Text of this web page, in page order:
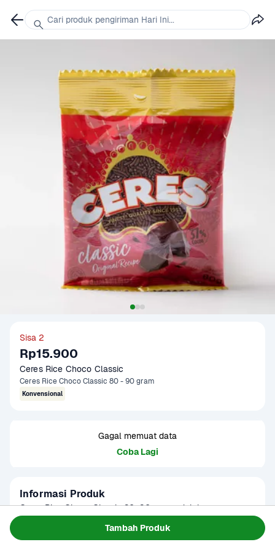
Tambah Produk
Sisa 2
Rp15.900
Ceres Rice Choco Classic
Ceres Rice Choco Classic 80 - 90 gram
Konvensional
Gagal memuat data
Coba Lagi
Informasi Produk
Ceres Rice Choco Classic 80–90 gram adalah meses
dari cokelat berkualitas tinggi. Dengan rasa manis dan
Cari produk pengiriman Hari Ini...